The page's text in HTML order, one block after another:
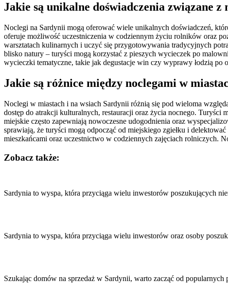
Jakie są unikalne doświadczenia związane
Noclegi na Sardynii mogą oferować wiele unikalnych doświadczeń,
oferuje możliwość uczestniczenia w codziennym życiu rolników oraz
warsztatach kulinarnych i uczyć się przygotowywania tradycyjnych
blisko natury – turyści mogą korzystać z pieszych wycieczek po
wycieczki tematyczne, takie jak degustacje win czy wyprawy łodzią po
Jakie są różnice między noclegami w
Noclegi w miastach i na wsiach Sardynii różnią się pod wieloma
dostęp do atrakcji kulturalnych, restauracji oraz życia nocnego.
miejskie często zapewniają nowoczesne udogodnienia oraz
sprawiają, że turyści mogą odpocząć od miejskiego zgiełku i
mieszkańcami oraz uczestnictwo w codziennych zajęciach rolniczych.
Zobacz także:
Sardynia to wyspa, która przyciąga wielu inwestorów poszukujących
Sardynia to wyspa, która przyciąga wielu inwestorów oraz osoby
Szukając domów na sprzedaż w Sardynii, warto zacząć od
wpisu